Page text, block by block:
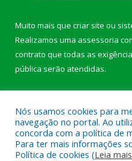
Muito mais que criar site ou
Realizamos uma assessoria
contrato que todas as
pública serão atendidas.
Nós usamos cookies para
navegação no portal. Ao
concorda com a política de
Para ter mais informações
Política de cookies (Leia mais